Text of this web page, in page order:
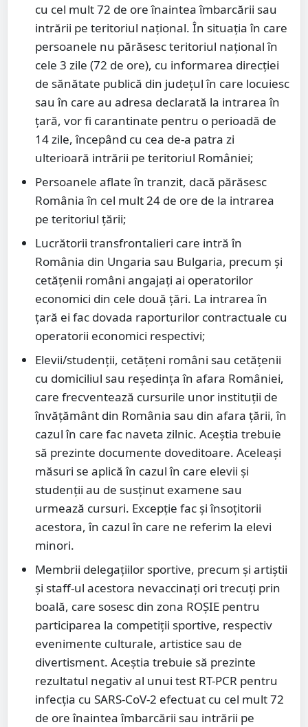
cu cel mult 72 de ore înaintea îmbarcării sau
intrării pe teritoriul național. În situația în care
persoanele nu părăsesc teritoriul național în
cele 3 zile (72 de ore), cu informarea direcției
de sănătate publică din județul în care locuiesc
sau în care au adresa declarată la intrarea în
țară, vor fi carantinate pentru o perioadă de
14 zile, începând cu cea de-a patra zi
ulterioară intrării pe teritoriul României;
Persoanele aflate în tranzit, dacă părăsesc
România în cel mult 24 de ore de la intrarea
pe teritoriul țării;
Lucrătorii transfrontalieri care intră în
România din Ungaria sau Bulgaria, precum și
cetățenii români angajați ai operatorilor
economici din cele două țări. La intrarea în
țară ei fac dovada raporturilor contractuale cu
operatorii economici respectivi;
Elevii/studenții, cetățeni români sau cetățenii
cu domiciliul sau reședința în afara României,
care frecventează cursurile unor instituții de
învățământ din România sau din afara țării, în
cazul în care fac naveta zilnic. Aceștia trebuie
să prezinte documente doveditoare. Aceleași
măsuri se aplică în cazul în care elevii și
studenții au de susținut examene sau
urmează cursuri. Excepție fac și însoțitorii
acestora, în cazul în care ne referim la elevi
minori.
Membrii delegațiilor sportive, precum și artiștii
și staff-ul acestora nevaccinați ori trecuți prin
boală, care sosesc din zona ROȘIE pentru
participarea la competiții sportive, respectiv
evenimente culturale, artistice sau de
divertisment. Aceștia trebuie să prezinte
rezultatul negativ al unui test RT-PCR pentru
infecția cu SARS-CoV-2 efectuat cu cel mult 72
de ore înaintea îmbarcării sau intrării pe